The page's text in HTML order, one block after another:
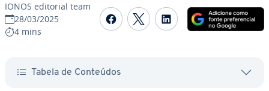
IONOS editorial team
28/03/2025
4 mins
Com­par­ti­lhar no
Com­par­ti­lhar no
Com­par­ti­lhar
Tabela de Conteúdos